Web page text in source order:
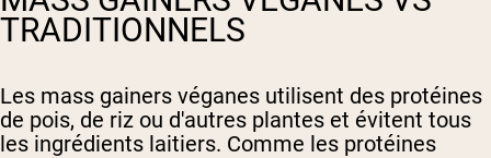
TRADITIONNELS
Les mass gainers véganes utilisent des protéines
de pois, de riz ou d'autres plantes et évitent tous
les ingrédients laitiers. Comme les protéines